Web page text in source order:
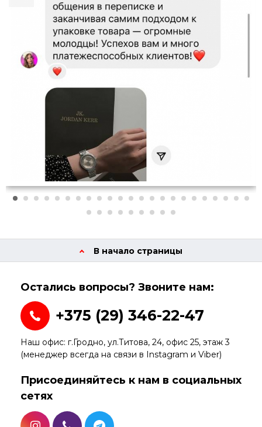
В начало страницы
Остались вопросы? Звоните нам:
+375 (29) 346-22-47
Наш офис: г.Гродно, ул.Титова, 24, офис 25, этаж 3
(менеджер всегда на связи в Instagram и Viber)
Присоединяйтесь к нам в социальных
сетях